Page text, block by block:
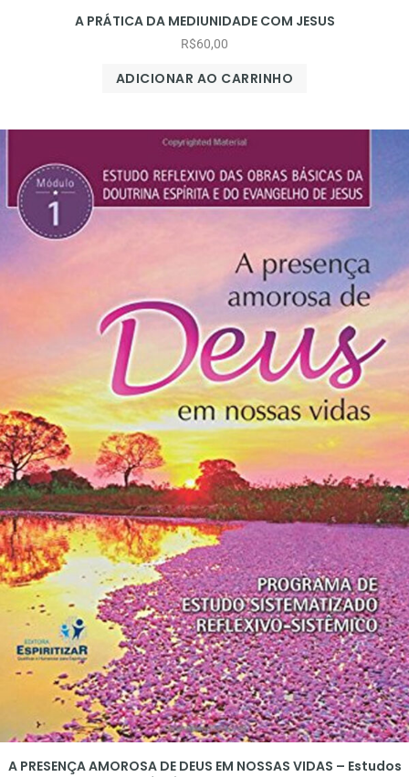
A PRÁTICA DA MEDIUNIDADE COM JESUS
R$60,00
ADICIONAR AO CARRINHO
A PRESENÇA AMOROSA DE DEUS EM NOSSAS VIDAS – Estudos